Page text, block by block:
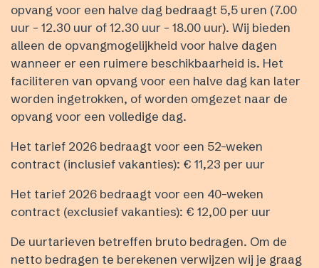
opvang voor een halve dag bedraagt 5,5 uren (7.00
uur - 12.30 uur of 12.30 uur - 18.00 uur). Wij bieden
alleen de opvangmogelijkheid voor halve dagen
wanneer er een ruimere beschikbaarheid is. Het
faciliteren van opvang voor een halve dag kan later
worden ingetrokken, of worden omgezet naar de
opvang voor een volledige dag.
Het tarief 2026 bedraagt voor een 52-weken
contract (inclusief vakanties): € 11,23 per uur
Het tarief 2026 bedraagt voor een 40-weken
contract (exclusief vakanties): € 12,00 per uur
De uurtarieven betreffen bruto bedragen. Om de
netto bedragen te berekenen verwijzen wij je graag